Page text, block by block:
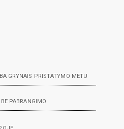
GRYNAIS PRISTATYMO METU
PABRANGIMO